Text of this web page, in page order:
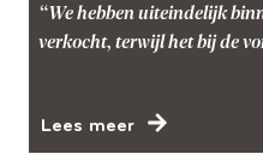
“We hebben uiteindelijk
verkocht, terwijl het bij de
Lees meer